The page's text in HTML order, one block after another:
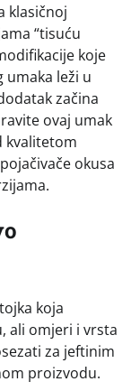
klasičnoj
“tisuću
koje
umaka leži u
začina
ovaj umak
kvalitetom
okusa
koja
ali omjeri i vrsta
za jeftinim
proizvodu.